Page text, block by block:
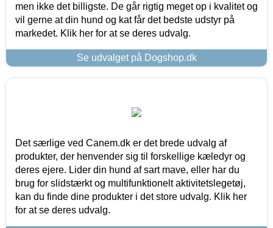
men ikke det billigste. De går rigtig meget op i kvalitet og
vil gerne at din hund og kat får det bedste udstyr på
markedet. Klik her for at se deres udvalg.
Se udvalget på Dogshop.dk
Det særlige ved Canem.dk er det brede udvalg af
produkter, der henvender sig til forskellige kæledyr og
deres ejere. Lider din hund af sart mave, eller har du
brug for slidstærkt og multifunktionelt aktivitetslegetøj,
kan du finde dine produkter i det store udvalg. Klik her
for at se deres udvalg.